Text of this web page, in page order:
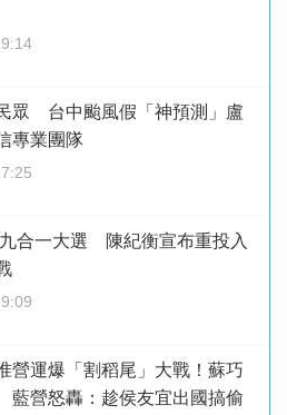
眾 台中颱風假「神預測」盧
專業團隊
合一大選 陳紀衡宣布重投入
營運爆「割稻尾」大戰！蘇巧
營怒轟：趁侯友宜出國搞偷